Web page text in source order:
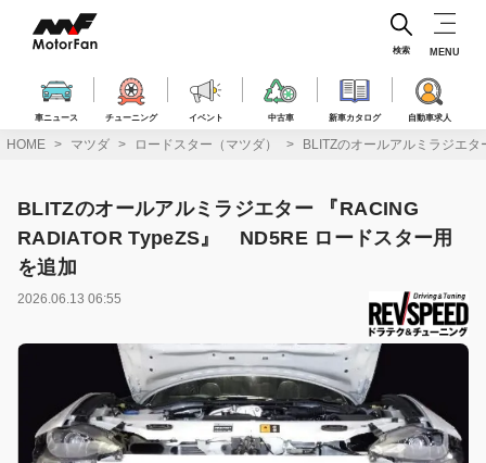
ス
車ニュース チューニング イベント 中古車 新車カタログ 自動車求人
検索 MENU
HOME マツダ ロードスター（マツダ） BLITZのオールアルミラジエ
BLITZのオールアルミラジエター 『RACING
RADIATOR TypeZS』 ND5RE ロードスター用
を追加
2026.06.13 06:55